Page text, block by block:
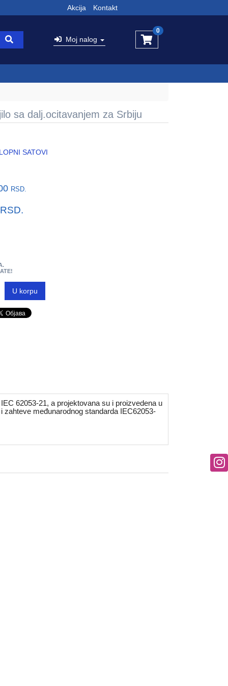
Akcija Kontakt
Moj nalog
0
sa dalj.ocitavanjem za Srbiju
SATOVI
RSD.
RSD.
U korpu
62053-21, a projektovana su i proizvedena u
međunarodnog standarda IEC62053-